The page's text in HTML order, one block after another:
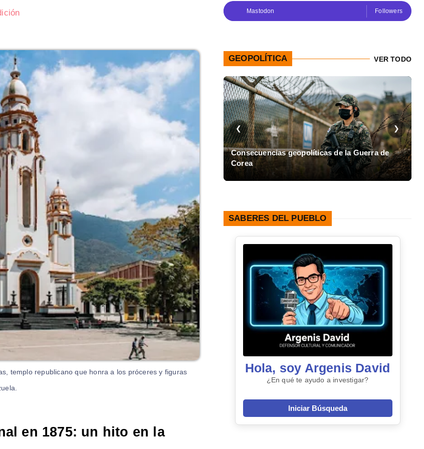
templo republicano que honra a los próceres y figuras
en 1875: un hito en la
Mastodon Followers
GEOPOLÍTICA VER TODO
❮
Delaware
Consecuencias geopolíticas de la Guerra de
Corea
❯
SABERES DEL PUEBLO
Hola, soy Argenis David
¿En qué te ayudo a investigar?
Iniciar Búsqueda